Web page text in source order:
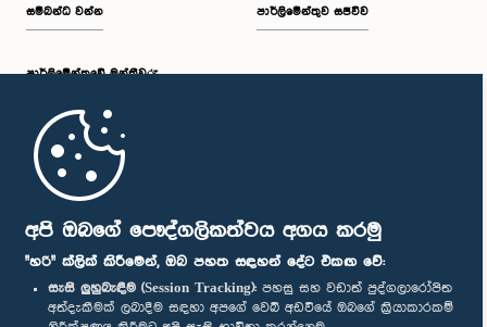
අපි ඔබගේ පෞද්ගලිකත්වය අගය කරමු
"හරි" ක්ලික් කිරීමෙන්, ඔබ පහත සඳහන් දේට එකඟ වේ:
සැසි ලුහුබැඳීම (Session Tracking): පහසු සහ වඩාත් පුද්ගලාරෝපිත
අත්දැකීමක් ලබාදීම සඳහා අපගේ වෙබ් අඩවියේ ඔබගේ ක්‍රියාකාරකම්
සම්බන්ධ වන්න
පාර්ලි‌මේන්තුවේ මන්ත්‍රීවරු
මුල් පිටුව
පාර්ලිමේන්තුව සජීවීව
පාර්ලිමේන්තු ජංගම යෙදුම